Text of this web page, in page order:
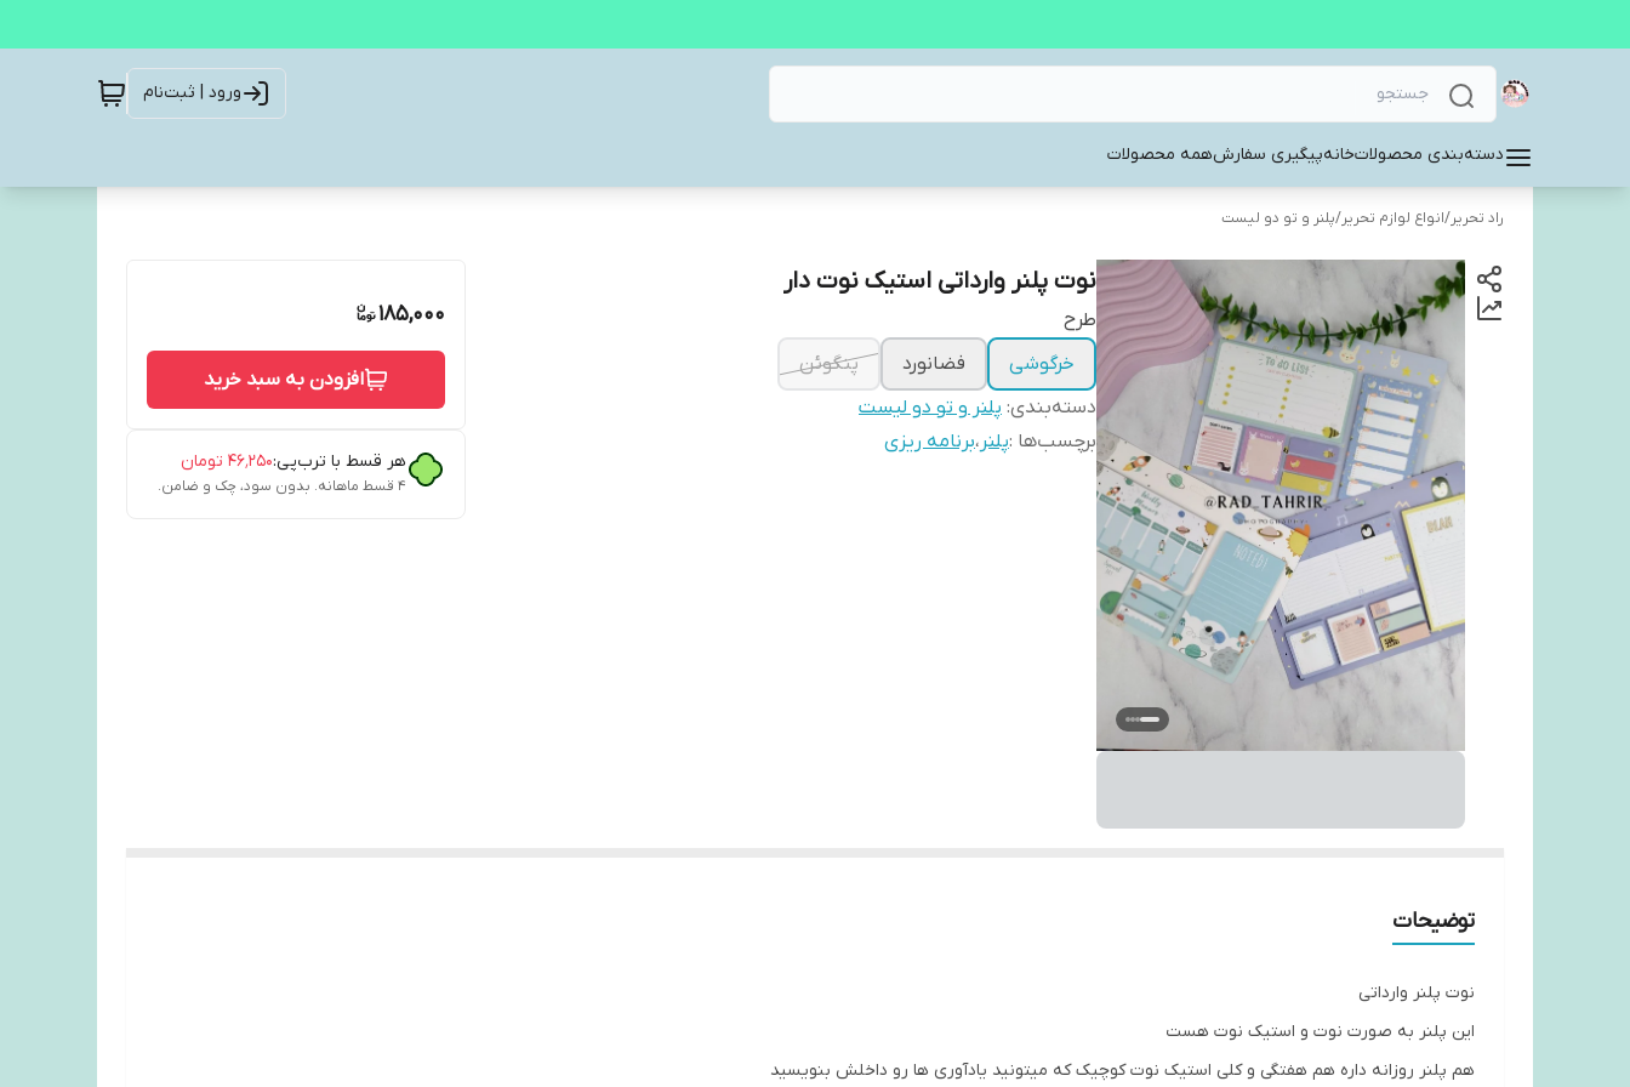
ورود | ثبت‌نام
دسته‌بندی محصولاتخانهپیگیری سفارشهمه محصولات
راد تحریر/انواع لوازم تحریر/پلنر و تو دو لیست
نوت پلنر وارداتی استیک نوت دار
طرح
خرگوشی
فضانورد
پنگوئن
دسته‌بندی: پلنر و تو دو لیست
برچسب‌ها :پلنر ،برنامه ریزی
185,000
افزودن به سبد خرید
هر قسط با ترب‌پی:۴۶٬۲۵۰ تومان
۴ قسط ماهانه. بدون سود، چک و ضامن.
توضیحات
نوت پلنر وارداتی
این پلنر به صورت نوت و استیک نوت هست
هم پلنر روزانه داره هم هفتگی و کلی استیک نوت کوچیک که میتونید یادآوری ها رو داخلش بنویسید